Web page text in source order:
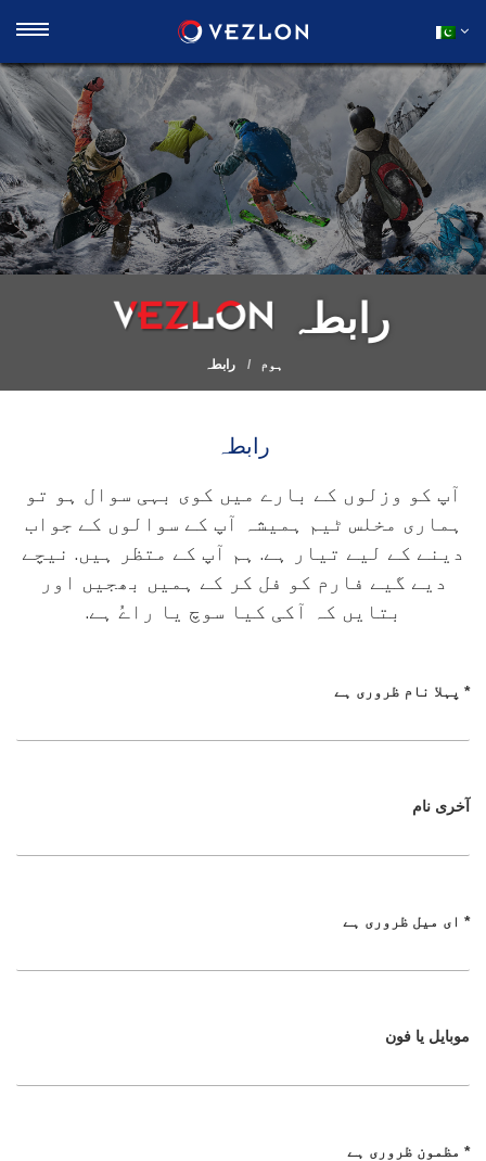
رابطہ
ہوم رابطہ
رابطہ
آپ کو وزلوں کے بارے میں کوی بہی سوال ہو تو
ہماری مخلس ٹیم ہمیشہ آپ کے سوالوں کے جواب
دینے کے لیے تیار ہے. ہم آپ کے متظر ہیں. نیچے
دیے گیے فارم کو فل کر کے ہمیں بھجیں اور
بتایں کہ آکی کیا سوچ یا راےُ ہے.
پہلا نام ظروری ہے *
آخری نام
ای میل ظروری ہے *
موبایل یا فون
مظمون ظروری ہے *